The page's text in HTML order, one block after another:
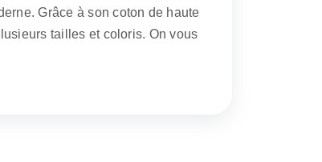
Grâce à son coton de haute
tailles et coloris. On vous